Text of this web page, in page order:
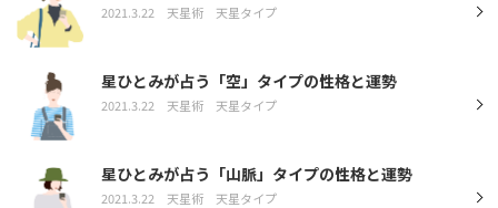
2021.3.22 天星術 天星タイプ
星ひとみが占う「空」タイプの性格と運勢
2021.3.22 天星術 天星タイプ
星ひとみが占う「山脈」タイプの性格と運勢
2021.3.22 天星術 天星タイプ